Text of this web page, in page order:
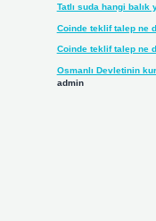
Tatlı suda hangi balık
Coinde teklif talep ne
Coinde teklif talep ne
Osmanlı Devletinin
admin